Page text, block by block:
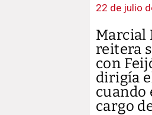
22 de julio
Marcial
reitera
con
dirigía
cuando
cargo